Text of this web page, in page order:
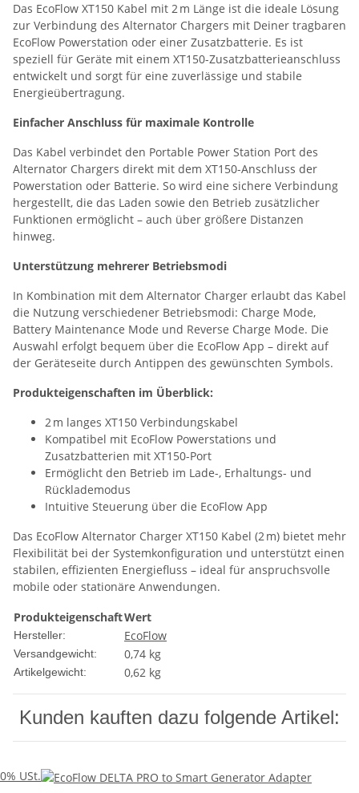
Das EcoFlow XT150 Kabel mit 2 m Länge ist die ideale Lösung
zur Verbindung des Alternator Chargers mit Deiner tragbaren
EcoFlow Powerstation oder einer Zusatzbatterie. Es ist
speziell für Geräte mit einem XT150-Zusatzbatterieanschluss
entwickelt und sorgt für eine zuverlässige und stabile
Energieübertragung.
Einfacher Anschluss für maximale Kontrolle
Das Kabel verbindet den Portable Power Station Port des
Alternator Chargers direkt mit dem XT150-Anschluss der
Powerstation oder Batterie. So wird eine sichere Verbindung
hergestellt, die das Laden sowie den Betrieb zusätzlicher
Funktionen ermöglicht – auch über größere Distanzen
hinweg.
Unterstützung mehrerer Betriebsmodi
In Kombination mit dem Alternator Charger erlaubt das Kabel
die Nutzung verschiedener Betriebsmodi: Charge Mode,
Battery Maintenance Mode und Reverse Charge Mode. Die
Auswahl erfolgt bequem über die EcoFlow App – direkt auf
der Geräteseite durch Antippen des gewünschten Symbols.
Produkteigenschaften im Überblick:
2 m langes XT150 Verbindungskabel
Kompatibel mit EcoFlow Powerstations und
Zusatzbatterien mit XT150-Port
Ermöglicht den Betrieb im Lade-, Erhaltungs- und
Rücklademodus
Intuitive Steuerung über die EcoFlow App
Das EcoFlow Alternator Charger XT150 Kabel (2 m) bietet mehr
Flexibilität bei der Systemkonfiguration und unterstützt einen
stabilen, effizienten Energiefluss – ideal für anspruchsvolle
mobile oder stationäre Anwendungen.
ProdukteigenschaftWert
Hersteller: EcoFlow
Versandgewicht: 0,74 kg
Artikelgewicht: 0,62 kg
Kunden kauften dazu folgende Artikel:
0% USt.